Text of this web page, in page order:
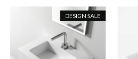
DESIGN SALE